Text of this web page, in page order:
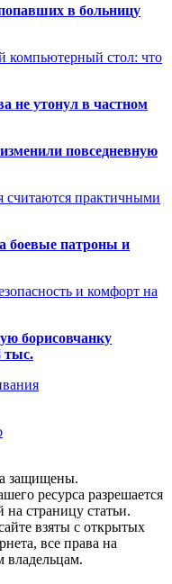
в больницу
компьютерный стол: что
не утонул в частном
повседневную
считаются практичными
боевые патроны и
и комфорт на
борисовчанку
тыс.
защищены.
ресурса разрешается
на страницу статьи.
взяты с открытых
все права на
владельцам.